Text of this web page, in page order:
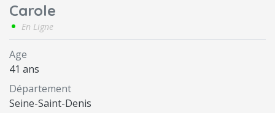
Carole
En Ligne
Age
41 ans
Département
Seine-Saint-Denis